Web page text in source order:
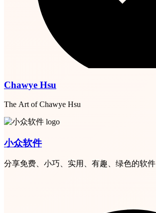
Chawye Hsu
The Art of Chawye Hsu
小众软件
分享免费、小巧、实用、有趣、绿色的软件